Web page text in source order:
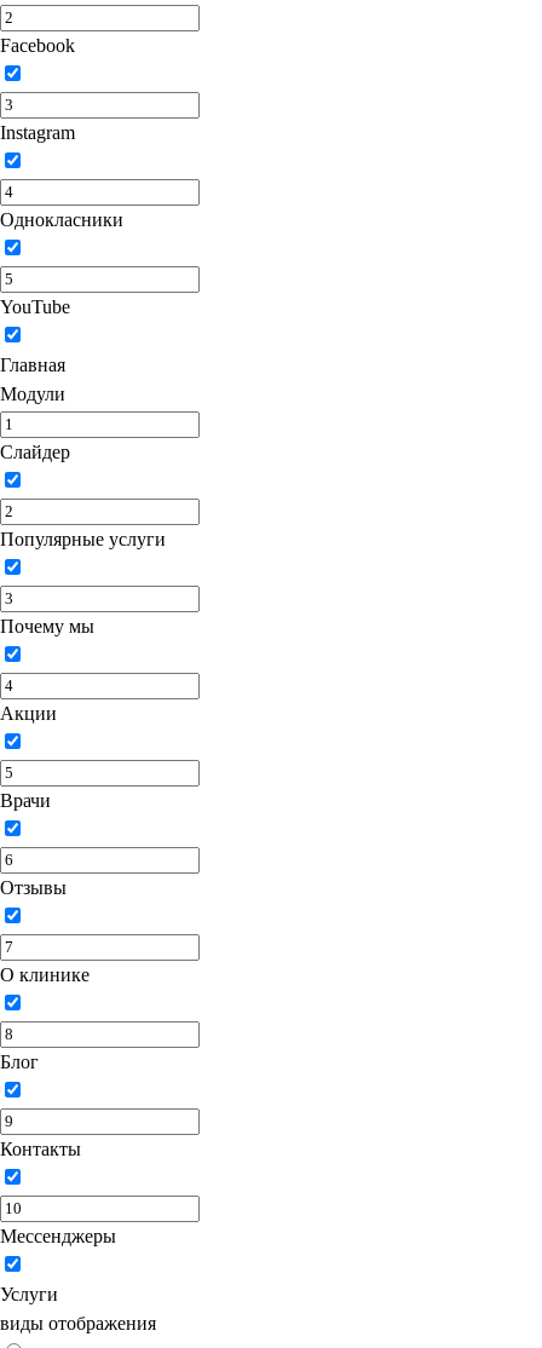
Facebook
Instagram
Однокласники
YouTube
Главная
Модули
Слайдер
Популярные услуги
Почему мы
Акции
Врачи
Отзывы
О клинике
Блог
Контакты
Мессенджеры
Услуги
виды отображения